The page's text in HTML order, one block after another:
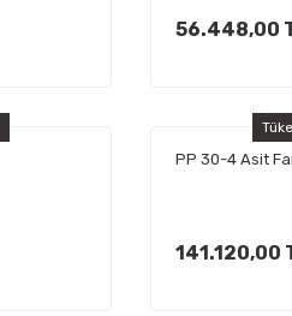
56.448,00
PP 30-4 Asit
141.120,00